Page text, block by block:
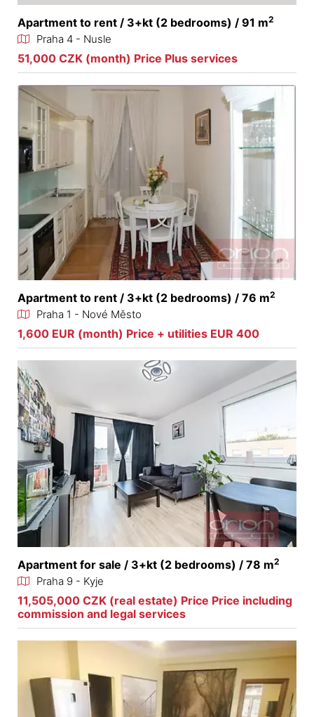
Apartment to rent / 3+kt (2 bedrooms) / 91 m2
Praha 4 - Nusle
51,000 CZK (month) Price Plus services
Apartment to rent / 3+kt (2 bedrooms) / 76 m2
Praha 1 - Nové Město
1,600 EUR (month) Price + utilities EUR 400
Apartment for sale / 3+kt (2 bedrooms) / 78 m2
Praha 9 - Kyje
11,505,000 CZK (real estate) Price Price including
commission and legal services